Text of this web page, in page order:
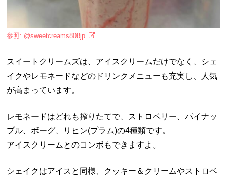
参照: @sweetcreams808jp
スイートクリームズは、アイスクリームだけでなく、シェ
イクやレモネードなどのドリンクメニューも充実し、人気
が高まっています。
レモネードはどれも搾りたてで、ストロベリー、パイナッ
プル、ボーグ、リヒン(プラム)の4種類です。
アイスクリームとのコンボもできますよ。
シェイクはアイスと同様、クッキー＆クリームやストロベ